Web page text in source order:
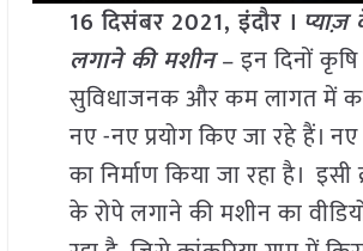
16 दिसंबर 2021, इंदौर । प्याज़
लगाने की मशीन– इन दिनों कृषि
सुविधाजनक और कम लागत में
नए -नए प्रयोग किए जा रहे हैं।
का निर्माण किया जा रहा है।
के रोपे लगाने की मशीन का